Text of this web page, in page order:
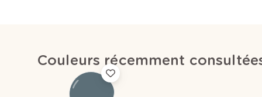
Couleurs récemment